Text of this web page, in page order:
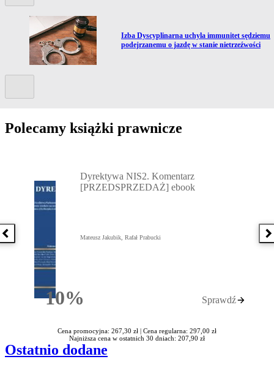
Przejdź do artykułu:
Izba Dyscyplinarna uchyla immunitet sędziemu
podejrzanemu o jazdę w stanie nietrzeźwości
Polecamy książki prawnicze
Poprzednia książka
10%Rabatu
Dyrektywa NIS2. Komentarz
[PRZEDSPRZEDAŻ] ebook
Mateusz Jakubik, Rafał Prabucki
Sprawdź
Cena promocyjna: 267,30 zł | Cena regularna: 297,00 zł
Najniższa cena w ostatnich 30 dniach: 207,90 zł
Ostatnio dodane